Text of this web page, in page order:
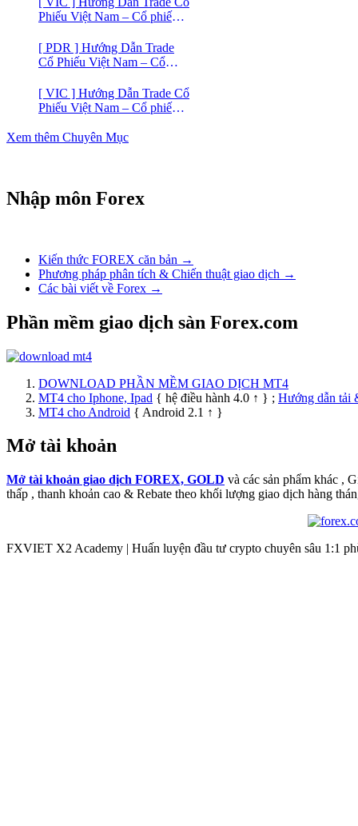
Phiếu Việt Nam – Cổ phiếu
[ PDR ] Hướng Dẫn Trade
Cổ Phiếu Việt Nam – Cổ
[ VIC ] Hướng Dẫn Trade Cổ
Phiếu Việt Nam – Cổ phiếu
Xem thêm Chuyên Mục
Nhập môn Forex
Kiến thức FOREX căn bản →
Phương pháp phân tích & Chiến thuật giao dịch →
Các bài viết về Forex →
Phần mềm giao dịch sàn Forex.com
DOWNLOAD PHẦN MỀM GIAO DỊCH MT4
MT4 cho Iphone, Ipad { hệ điều hành 4.0 ↑ } ; Hướng dẫn tải
MT4 cho Android { Android 2.1 ↑ }
Mở tài khoản
Mở tài khoản giao dịch FOREX, GOLD và các sản phẩm khác ,
thấp , thanh khoản cao & Rebate theo khối lượng giao dịch hàng
FXVIET X2 Academy | Huấn luyện đầu tư crypto chuyên sâu 1:1